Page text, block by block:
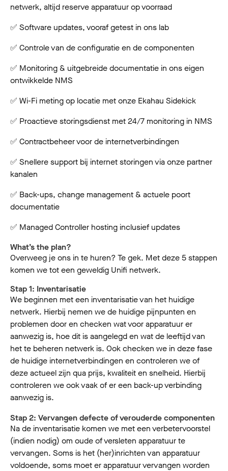
netwerk, altijd reserve apparatuur op voorraad
✅ Software updates, vooraf getest in ons lab
✅ Controle van de configuratie en de componenten
✅ Monitoring & uitgebreide documentatie in ons eigen
ontwikkelde NMS
✅ Wi-Fi meting op locatie met onze Ekahau Sidekick
✅ Proactieve storingsdienst met 24/7 monitoring in NMS
✅ Contractbeheer voor de internetverbindingen
✅ Snellere support bij internet storingen via onze partner
kanalen
✅ Back-ups, change management & actuele poort
documentatie
✅ Managed Controller hosting inclusief updates
What’s the plan?
Overweeg je ons in te huren? Te gek. Met deze 5 stappen
komen we tot een geweldig Unifi netwerk.
Stap 1: Inventarisatie
We beginnen met een inventarisatie van het huidige
netwerk. Hierbij nemen we de huidige pijnpunten en
problemen door en checken wat voor apparatuur er
aanwezig is, hoe dit is aangelegd en wat de leeftijd van
het te beheren netwerk is. Ook checken we in deze fase
de huidige internetverbindingen en controleren we of
deze actueel zijn qua prijs, kwaliteit en snelheid. Hierbij
controleren we ook vaak of er een back-up verbinding
aanwezig is.
Stap 2: Vervangen defecte of verouderde componenten
Na de inventarisatie komen we met een verbetervoorstel
(indien nodig) om oude of versleten apparatuur te
vervangen. Soms is het (her)inrichten van apparatuur
voldoende, soms moet er apparatuur vervangen worden